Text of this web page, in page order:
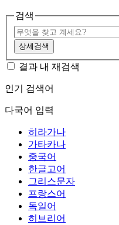
검색
상세검색
결과 내 재검색
인기 검색어
다국어 입력
히라가나
가타카나
중국어
한글고어
그리스문자
프랑스어
독일어
히브리어